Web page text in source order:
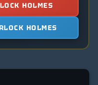
HOLMES
HOLMES